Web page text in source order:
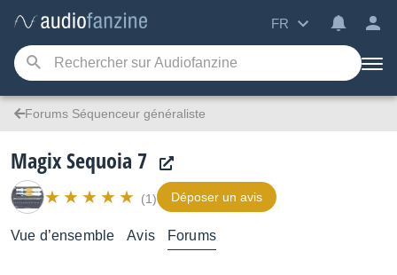
FR
Forums Séquenceur généraliste
Magix Sequoia 7
(1) Déposer un avis
Vue d’ensemble Avis Forums